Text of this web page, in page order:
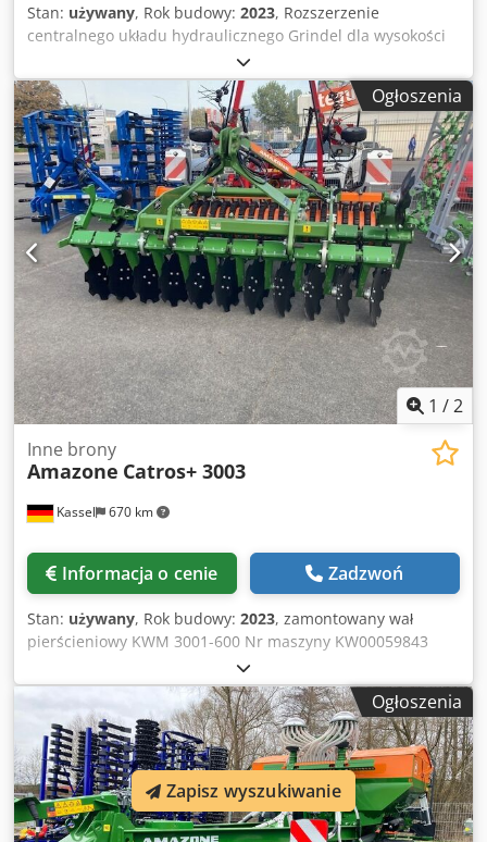
Stan: używany, Rok budowy: 2023, Rozszerzenie
centralnego układu hydraulicznego Grindel dla wysokości
ramy 80, 1 korpus pługa STW / 35, 1 para lemieszy 430, 1
para końcówek lemiesza HD, 1 para wkładek do STW / 35, 1
para uchwytów talerza krojowego do Variopf, talerz krojowy
D 500 ząbkowany i / resorowany, 1 Chjdpfx Aner Ucigemsa
Ogłoszenia
1 /2
Kassel 670 km
Inne brony
Amazone Catros+ 3003
Informacja o cenie Zadzwoń
Stan: używany, Rok budowy: 2023, zamontowany wał
pierścieniowy KWM 3001-600 Nr maszyny KW00059843
zestaw łożysk dla wału / wał - agregat talerzowy
kompaktowy montowany - pole ramion talerzowych do
Catros hydrauliczna regulacja głębokości roboczej /
oświetlenie LED do jazdy po drogach dla maszyn sztywnych
/ talerz Chsdpjr Ty N Eofx Anmja
Ogłoszenia
Zapisz wyszukiwanie